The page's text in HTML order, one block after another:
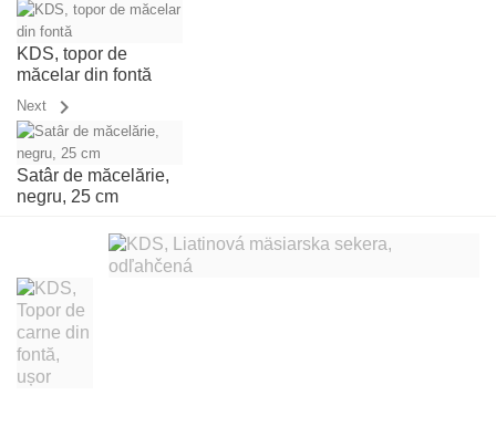
KDS, topor de
măcelar din fontă
Next chevron_right
Satâr de măcelărie,
negru, 25 cm